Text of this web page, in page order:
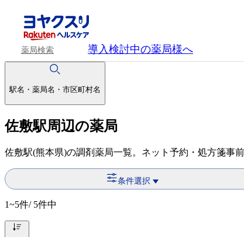
薬局検索 導入検討中の薬局様へ
駅名・薬局名・市区町村名
佐敷駅周辺の薬局
佐敷駅(熊本県)の調剤薬局一覧。ネット予約・処方箋事
条件選択
1~5件/ 5件中